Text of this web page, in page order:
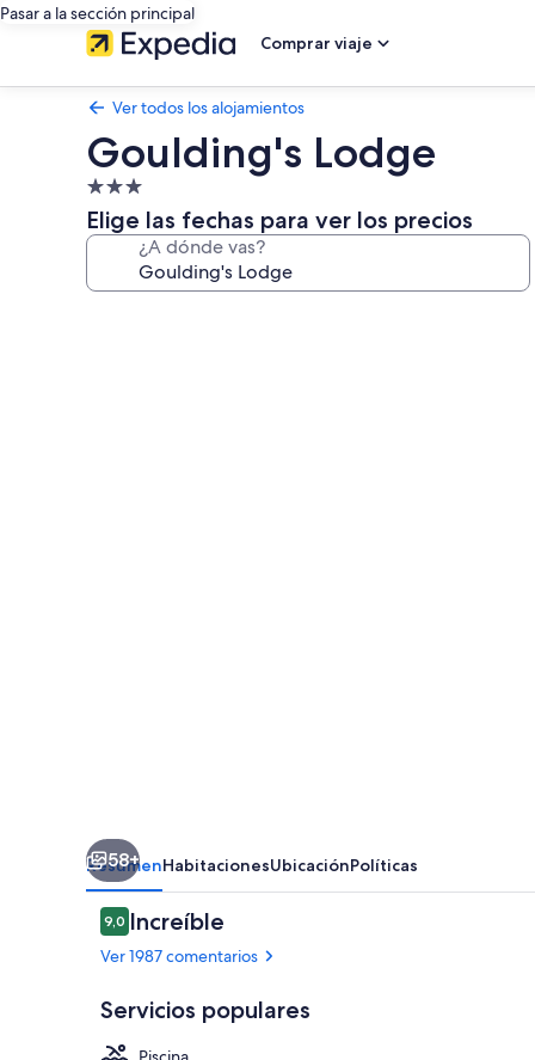
Pasar a la sección principal
Comprar viaje
Ver todos los alojamientos
Goulding's Lodge
Alojamiento
de
3.0 estrellas
Elige las fechas para ver los precios
¿A dónde vas?
58+
ResumenHabitacionesUbicaciónPolíticas
Comentarios
9,09,0 de 10
Increíble
Ver 1987 comentarios
Servicios populares